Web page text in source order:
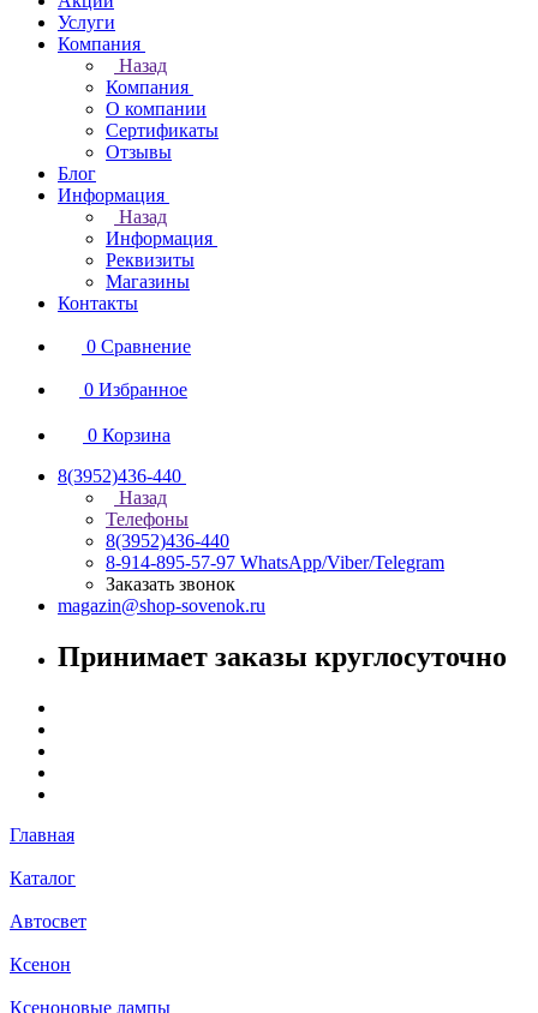
Услуги
Компания
Назад
Компания
О компании
Сертификаты
Отзывы
Блог
Информация
Назад
Информация
Реквизиты
Магазины
Контакты
0 Сравнение
0 Избранное
0 Корзина
8(3952)436-440
Назад
Телефоны
8(3952)436-440
8-914-895-57-97 WhatsApp/Viber/Telegram
Заказать звонок
magazin@shop-sovenok.ru
Принимает заказы круглосуточно
Главная
Каталог
Автосвет
Ксенон
Ксеноновые лампы